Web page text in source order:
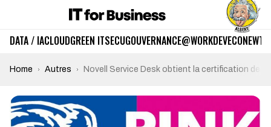
DATA / IACLOUDGREEN ITSECUGOUVERNANCE@WORKDEVECO
Home Autres Novell Service Desk obtient la certification de